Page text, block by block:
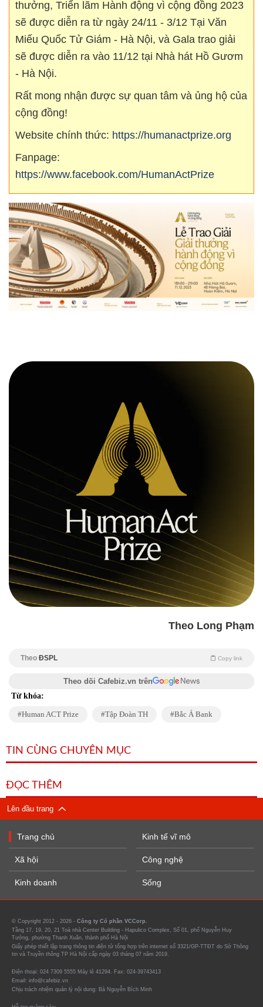
thưởng, Triển lãm Hành động vì cộng đồng 2023
sẽ được diễn ra từ ngày 24/11 - 3/12 Tại Văn
Miếu Quốc Tử Giám - Hà Nội, và Gala trao giải
sẽ được diễn ra vào 11/12 tại Nhà hát Hồ Gươm
- Hà Nội.
Rất mong nhận được sự quan tâm và ủng hộ của
cộng đồng!
Website chính thức: https://humanactprize.org
Fanpage:
https://www.facebook.com/HumanActPrize
Theo Long Phạm
Theo ĐSPL Copy link
Theo dõi Cafebiz.vn trên
Từ khóa:
Human ACT Prize Tập Đoàn TH Bắc Á Bank
TIN CÙNG CHUYÊN MỤC
ĐỌC THÊM
Lên đầu trang
Trang chủ
Xã hội
Kinh doanh
Kinh tế vĩ mô
Công nghệ
Sống
© Copyright 2012 - 2026 - Công ty Cổ phần VCCorp.
Tầng 17, 19, 20, 21 Toà nhà Center Building - Hapulico Complex, Số 01, phố Nguyễn Huy
Tưởng, phường Thanh Xuân, thành phố Hà Nội
Giấy phép thiết lập trang thông tin điện tử tổng hợp trên internet số 3321/GP-TTĐT do Sở Thông
tin và Truyền thông TP Hà Nội cấp ngày 03 tháng 07 năm 2019.
Điện thoại: 024 7309 5555 Máy lẻ 41294. Fax: 024-39743413
Email: info@cafebiz.vn
Chịu trách nhiệm quản lý nội dung: Bà Nguyễn Bích Minh